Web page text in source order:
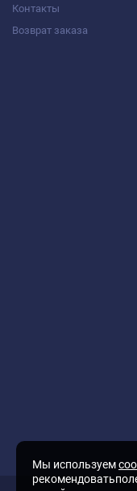
Контакты
Возврат заказа
Мы используем